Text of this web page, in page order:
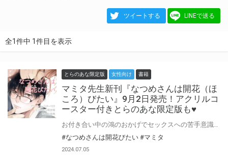
ツイートする LINEで送る
全1件中 1件目を表示
とらのあな限定版 女性向け 書籍
マミタ先生新刊『なつめさんは開花（ほ
ころ）びたい』9月2日発売！アクリルコ
ースター付きとらのあな限定版も♥
#なつめさんは開花びたい #マミタ
2024.07.05